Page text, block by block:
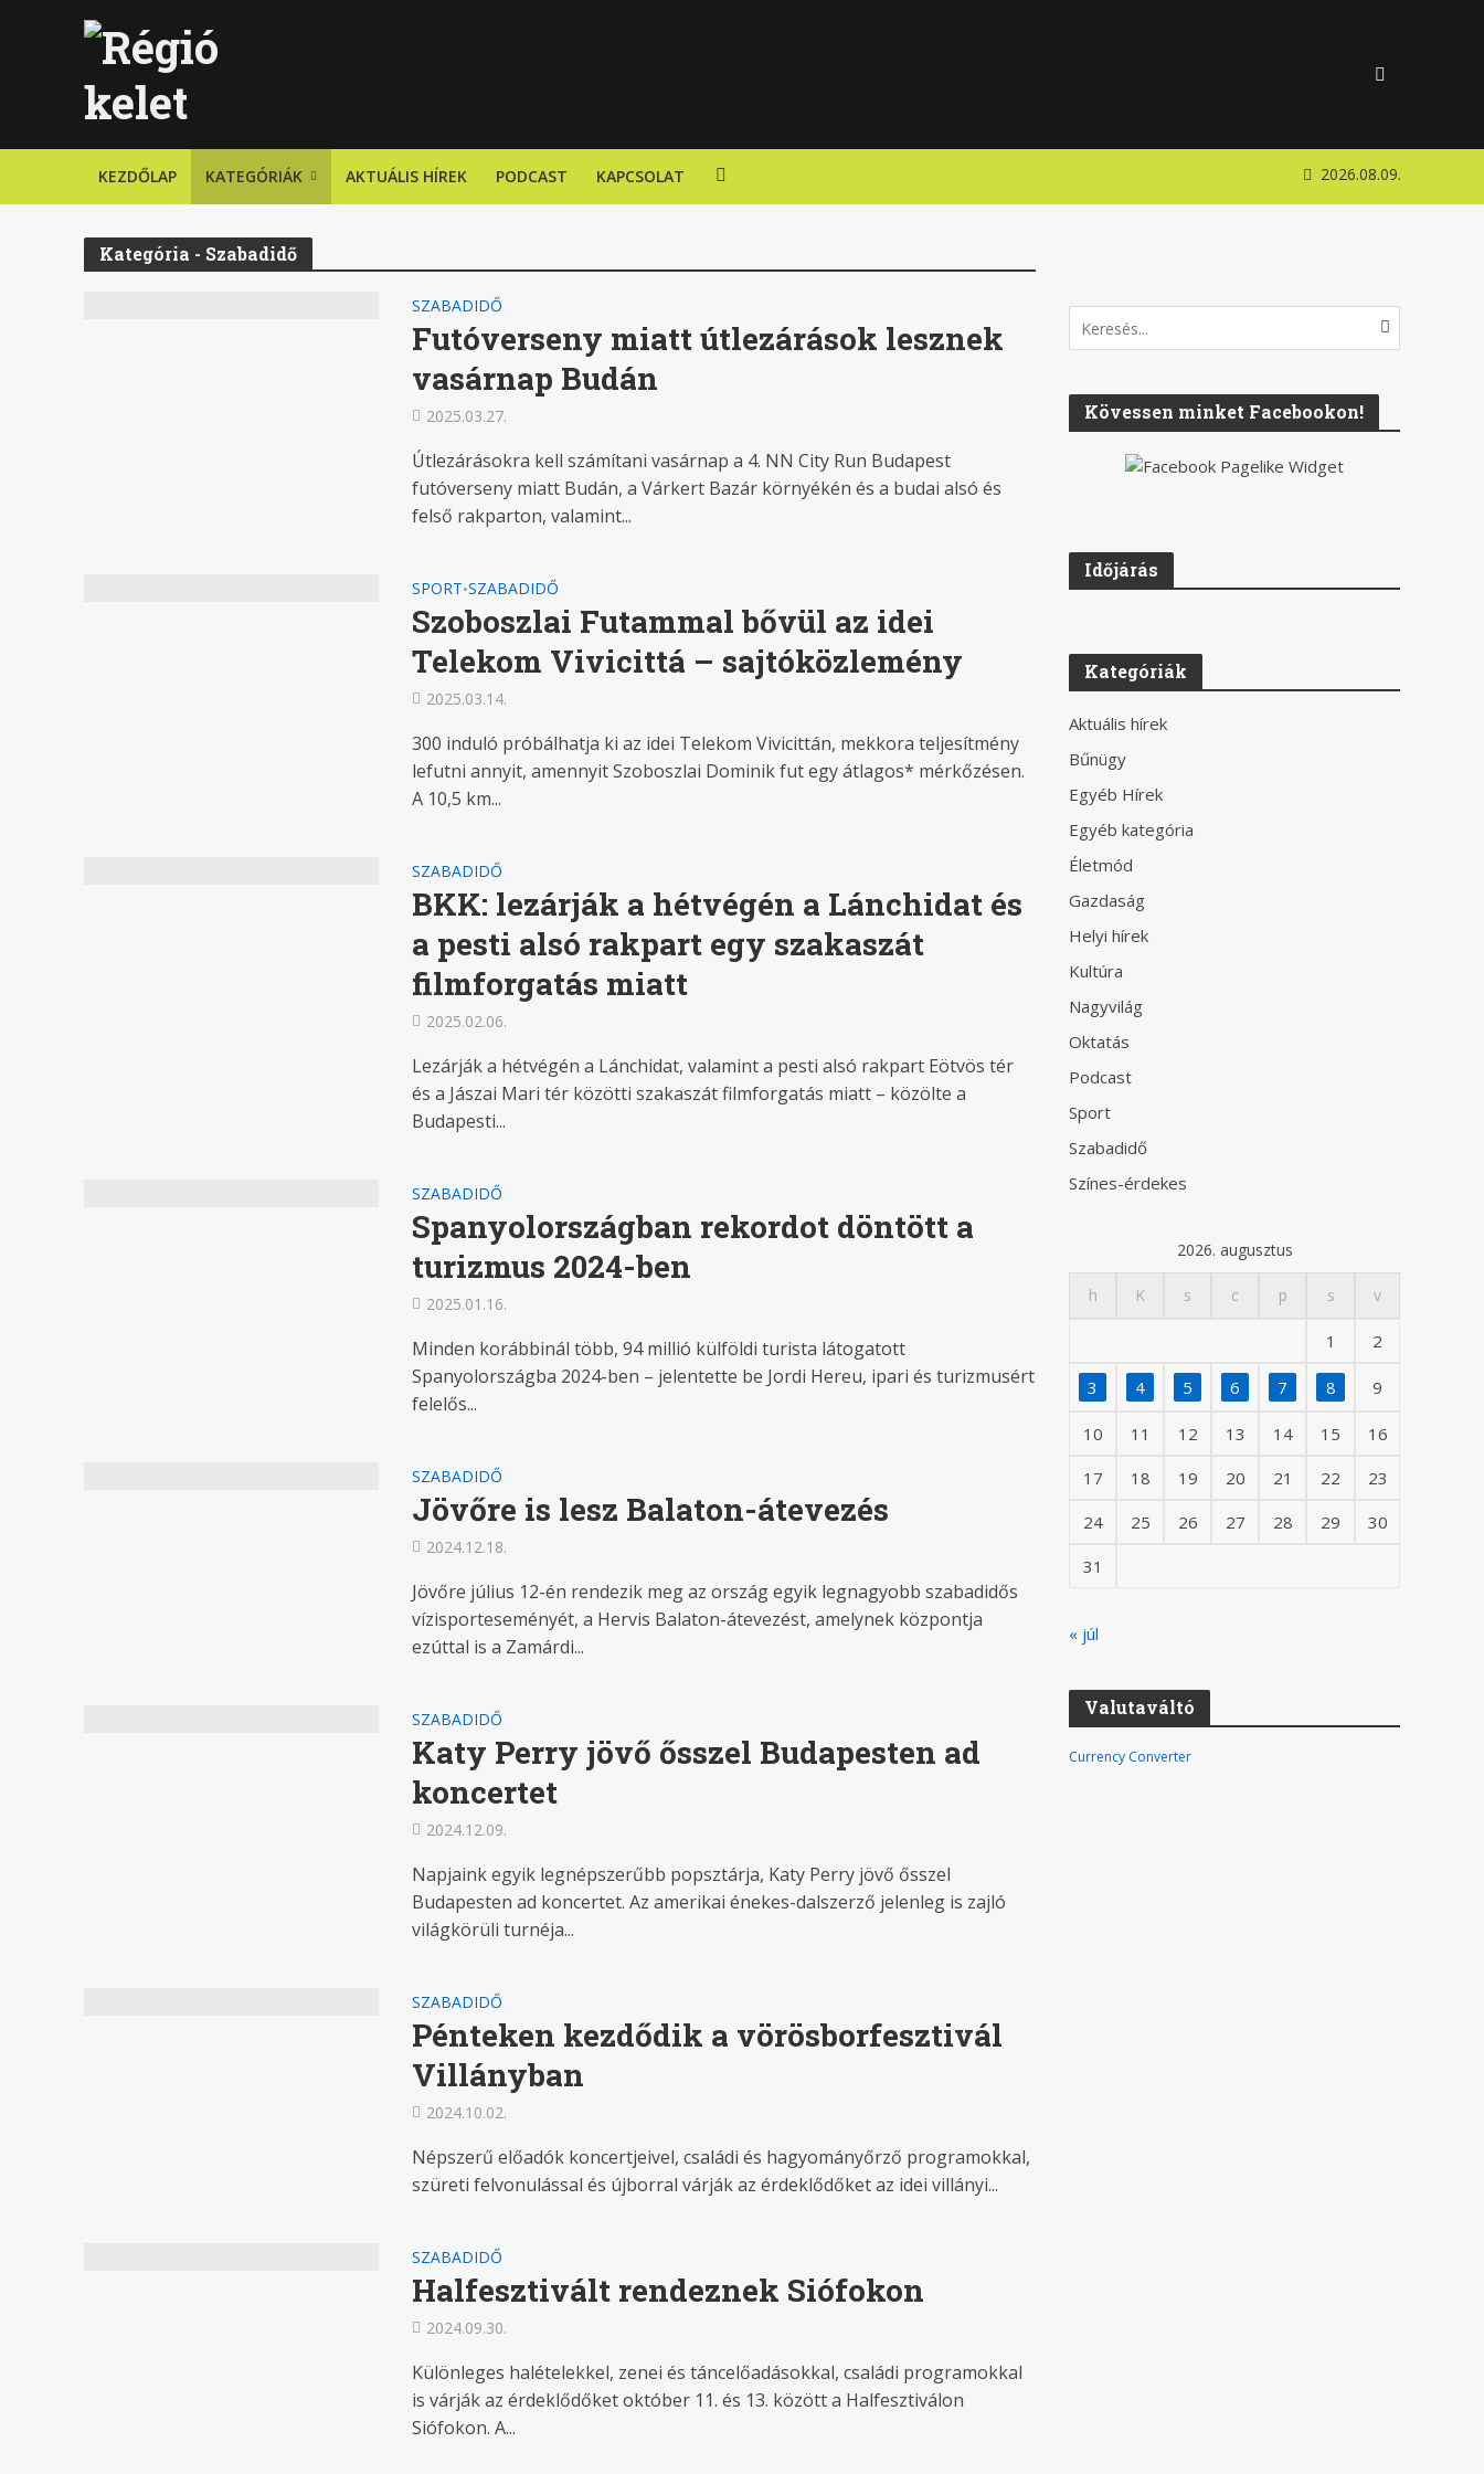
KEZDŐLAP KATEGÓRIÁK AKTUÁLIS HÍREK PODCAST KAPCSOLAT 2026.08.09.
Kategória - Szabadidő
SZABADIDŐ
Futóverseny miatt útlezárások lesznek
vasárnap Budán
2025.03.27.
Útlezárásokra kell számítani vasárnap a 4. NN City Run Budapest
futóverseny miatt Budán, a Várkert Bazár környékén és a budai alsó és
felső rakparton, valamint...
SPORT•SZABADIDŐ
Szoboszlai Futammal bővül az idei
Telekom Vivicittá – sajtóközlemény
2025.03.14.
300 induló próbálhatja ki az idei Telekom Vivicittán, mekkora teljesítmény
lefutni annyit, amennyit Szoboszlai Dominik fut egy átlagos* mérkőzésen.
A 10,5 km...
SZABADIDŐ
BKK: lezárják a hétvégén a Lánchidat és
a pesti alsó rakpart egy szakaszát
filmforgatás miatt
2025.02.06.
Lezárják a hétvégén a Lánchidat, valamint a pesti alsó rakpart Eötvös tér
és a Jászai Mari tér közötti szakaszát filmforgatás miatt – közölte a
Budapesti...
SZABADIDŐ
Spanyolországban rekordot döntött a
turizmus 2024-ben
2025.01.16.
Minden korábbinál több, 94 millió külföldi turista látogatott
Spanyolországba 2024-ben – jelentette be Jordi Hereu, ipari és turizmusért
felelős...
SZABADIDŐ
Jövőre is lesz Balaton-átevezés
2024.12.18.
Jövőre július 12-én rendezik meg az ország egyik legnagyobb szabadidős
vízisporteseményét, a Hervis Balaton-átevezést, amelynek központja
ezúttal is a Zamárdi...
SZABADIDŐ
Katy Perry jövő ősszel Budapesten ad
koncertet
2024.12.09.
Napjaink egyik legnépszerűbb popsztárja, Katy Perry jövő ősszel
Budapesten ad koncertet. Az amerikai énekes-dalszerző jelenleg is zajló
világkörüli turnéja...
SZABADIDŐ
Pénteken kezdődik a vörösborfesztivál
Villányban
2024.10.02.
Népszerű előadók koncertjeivel, családi és hagyományőrző programokkal,
szüreti felvonulással és újborral várják az érdeklődőket az idei villányi...
SZABADIDŐ
Halfesztivált rendeznek Siófokon
2024.09.30.
Különleges halételekkel, zenei és táncelőadásokkal, családi programokkal
is várják az érdeklődőket október 11. és 13. között a Halfesztiválon
Siófokon. A...
Kövessen minket Facebookon!
Időjárás
Kategóriák
Aktuális hírek
Bűnügy
Egyéb Hírek
Egyéb kategória
Életmód
Gazdaság
Helyi hírek
Kultúra
Nagyvilág
Oktatás
Podcast
Sport
Szabadidő
Színes-érdekes
2026. augusztus
h K s c p s v
1 2
3 4 5 6 7 8 9
10 11 12 13 14 15
16
17
18 19 20 21 22
23
24
25 26 27 28 29
30
31
« júl
Valutaváltó
Currency Converter